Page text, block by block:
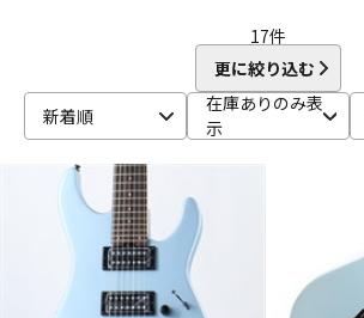
ベース
ドラム
キーボード
17件
更に絞り込む
新着順
在庫ありのみ表
示